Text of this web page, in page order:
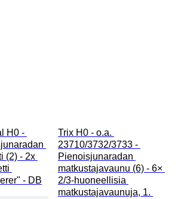
H0 -
(2) - 2x
- DB
Trix H0 - o.a.
23710/3732/3733 -
Pienoisjunaradan
matkustajavaunu (6) - 6×
2/3-huoneellisia
matkustajavaunuja, 1.